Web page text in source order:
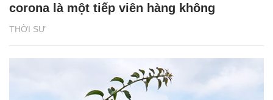
THỜI SỰ
corona là một tiếp viên hàng không